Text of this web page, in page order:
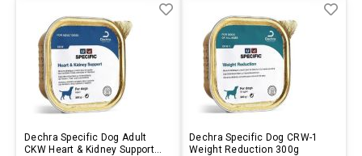
Dechra Specific Dog Adult
CKW Heart & Kidney Support
Lista
Uporedi
Dechra Specific Dog CRW-1
Weight Reduction 300g